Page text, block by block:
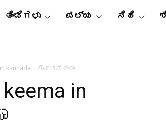
ತಿಂಡಿಗಳು ಪಲ್ಯ ಸಿಹಿ
kannada | ಸೋಯಾಬೀನ್ ಕೀಮಾ
in